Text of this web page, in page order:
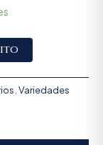
Variedades